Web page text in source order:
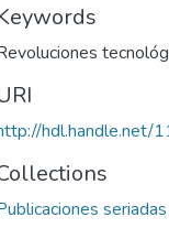
hdl.handle.net/